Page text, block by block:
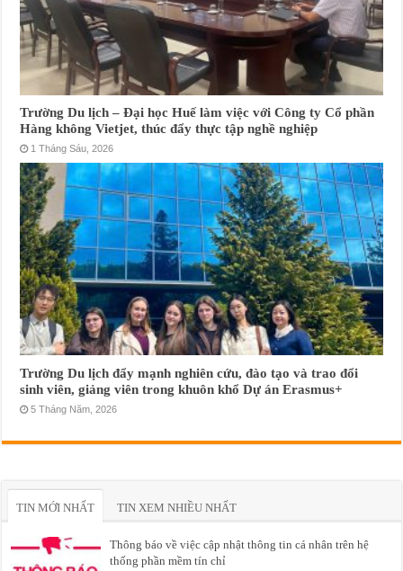
Trường Du lịch – Đại học Huế làm việc với Công ty Cổ phần
Hàng không Vietjet, thúc đẩy thực tập nghề nghiệp
1 Tháng Sáu, 2026
Trường Du lịch đẩy mạnh nghiên cứu, đào tạo và trao đổi
sinh viên, giảng viên trong khuôn khổ Dự án Erasmus+
5 Tháng Năm, 2026
TIN MỚI NHẤT TIN XEM NHIỀU NHẤT
Thông báo về việc cập nhật thông tin cá nhân trên hệ
thống phần mềm tín chỉ